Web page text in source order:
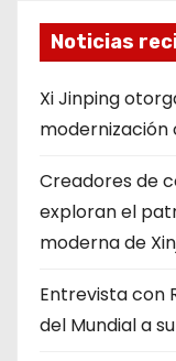
Noticias
Xi Jinping
Creadores de
exploran el
moderna de
Entrevista con
del Mundial a